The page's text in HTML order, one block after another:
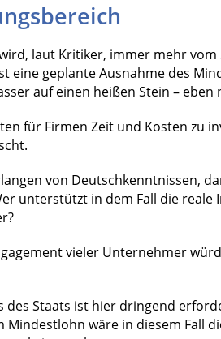
laut Kritiker, immer mehr vom
eine geplante Ausnahme des
auf einen heißen Stein –
für Firmen Zeit und Kosten zu
von Deutschkenntnissen,
unterstützt in dem Fall die reale
vieler Unternehmer
des Staats ist hier dringend
wäre in diesem Fall